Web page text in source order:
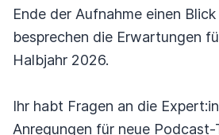
Ende der Aufnahme einen
besprechen die Erwartungen
Halbjahr 2026.
Ihr habt Fragen an die
Anregungen für neue Podcast-